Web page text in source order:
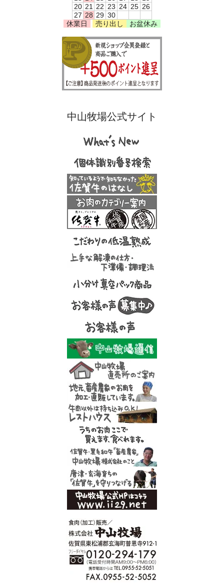
20 21 22 23 24 25 26
27 28 29 30
休業日
売り出し お盆休み
中山牧場公式サイト